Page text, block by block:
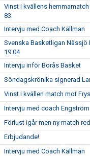
Vinst i kvällens
83
Intervju med Coach Källman
Svenska Basketligan Nässjö
19:04
Intervju inför Borås Basket
Söndagskrönika signerad
Vinst i kvällen match mot
Intervju med coach Engström
Förlust igår men ny match
Erbjudande!
Intervju med Coach Källman